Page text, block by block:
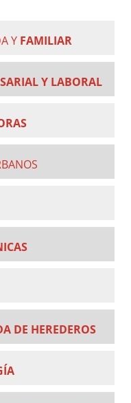
Y FAMILIAR
Y LABORAL
DE HEREDEROS